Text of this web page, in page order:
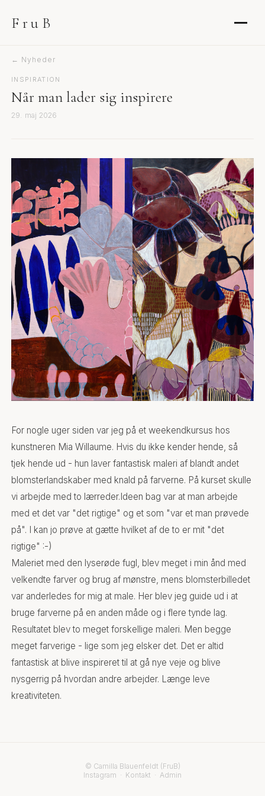
FruB
← Nyheder
INSPIRATION
Når man lader sig inspirere
29. maj 2026
For nogle uger siden var jeg på et weekendkursus hos
kunstneren Mia Willaume. Hvis du ikke kender hende, så
tjek hende ud - hun laver fantastisk maleri af blandt andet
blomsterlandskaber med knald på farverne. På kurset skulle
vi arbejde med to lærreder.Ideen bag var at man arbejde
med et det var "det rigtige" og et som "var et man prøvede
på". I kan jo prøve at gætte hvilket af de to er mit "det
rigtige" :-)
Maleriet med den lyserøde fugl, blev meget i min ånd med
velkendte farver og brug af mønstre, mens blomsterbilledet
var anderledes for mig at male. Her blev jeg guide ud i at
bruge farverne på en anden måde og i flere tynde lag.
Resultatet blev to meget forskellige maleri. Men begge
meget farverige - lige som jeg elsker det. Det er altid
fantastisk at blive inspireret til at gå nye veje og blive
nysgerrig på hvordan andre arbejder. Længe leve
kreativiteten.
© Camilla Blauenfeldt (FruB)
Instagram · Kontakt · Admin